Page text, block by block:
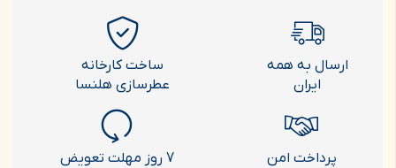
ارسال به همه
ایران
ساخت کارخانه
عطرسازی هلنسا
پرداخت امن 7 روز مهلت تعویض